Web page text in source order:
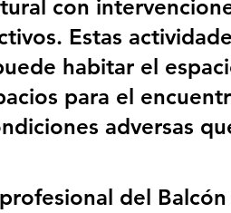
con
Estas
habitar el
para el
adversas
del